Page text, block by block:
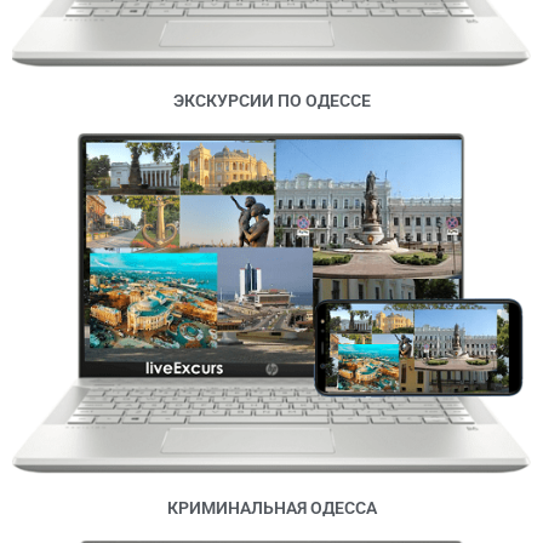
ЭКСКУРСИИ ПО ОДЕССЕ
КРИМИНАЛЬНАЯ ОДЕССА